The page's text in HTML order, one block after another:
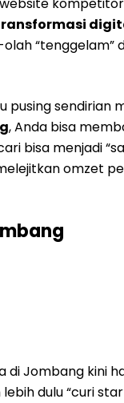
“tenggelam”
sendirian
, Anda bisa
bisa menjadi
omzet
di Jombang kini
dulu “curi